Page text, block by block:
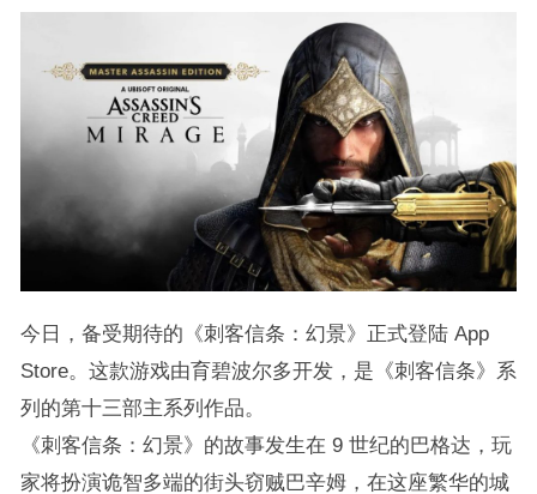
今日，备受期待的《刺客信条：幻景》正式登陆 App
Store。这款游戏由育碧波尔多开发，是《刺客信条》系
列的第十三部主系列作品。
《刺客信条：幻景》的故事发生在 9 世纪的巴格达，玩
家将扮演诡智多端的街头窃贼巴辛姆，在这座繁华的城